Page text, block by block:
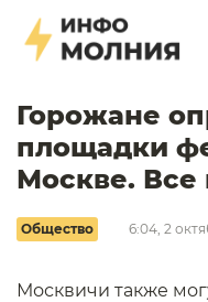
Горожане
площадки
Москве. Все
Общество 6:04, 2
Москвичи также